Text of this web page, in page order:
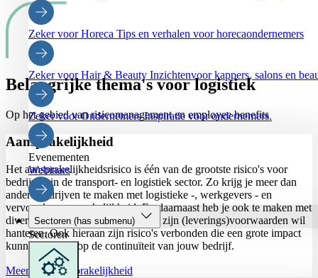
Zeker voor Horeca Tips en verhalen voor horecaondernemers
Zeker voor Hair & Beauty Inzichtenvoor kappers, salons en
Zeker voor OndernemersInspiratie voor ondernemers.
Evenementen
Webinars
Sectoren (has submenu)
Sectoren
Belangrijke thema's voor logistiek
Op het gebied van risicomanagement en employee benefits
Aansprakelijkheid
Het aansprakelijkheidsrisico is één van de grootste risico's voor
bedrijven in de transport- en logistiek sector. Zo krijg je meer dan
andere bedrijven te maken met logistieke -, werkgevers - en
vervoerdersaansprakelijkheid. En daarnaast heb je ook te maken met
diverse partijen, waarbij elke partij zijn (leverings)voorwaarden wil
hanteren. Ook hieraan zijn risico's verbonden die een grote impact
kunnen hebben op de continuïteit van jouw bedrijf.
Meer over aansprakelijkheid